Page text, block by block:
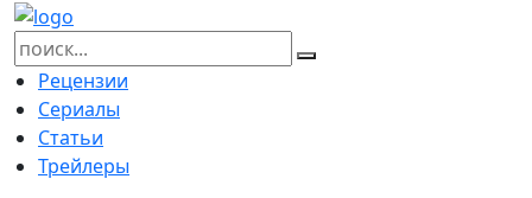
Skip
content
Найти:
Рецензии
Сериалы
Статьи
Трейлеры